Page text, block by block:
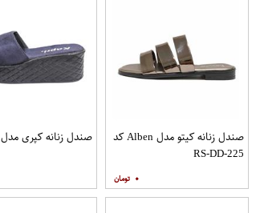
صندل زنانه کیتو مدل Alben کد
RS-DD-225
۰
صندل زنانه کپری مدل CAP-DB